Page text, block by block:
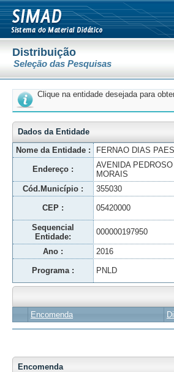
Distribuição
Seleção das Pesquisas
Clique na entidade desejada para
Dados da Entidade
Nome da Entidade :
FERNAO DIAS PAES
Endereço :
AVENIDA
MORAIS
Cód.Município : 355030
CEP : 05420000
Sequencial
Entidade:
000000197950
Ano : 2016
Programa : PNLD
Encomenda
Encomenda